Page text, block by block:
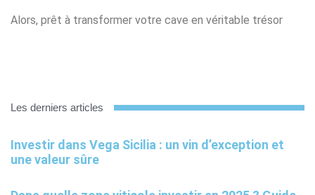
Alors, prêt à transformer votre cave en véritable trésor
Les derniers articles
Investir dans Vega Sicilia : un vin d’exception et
une valeur sûre